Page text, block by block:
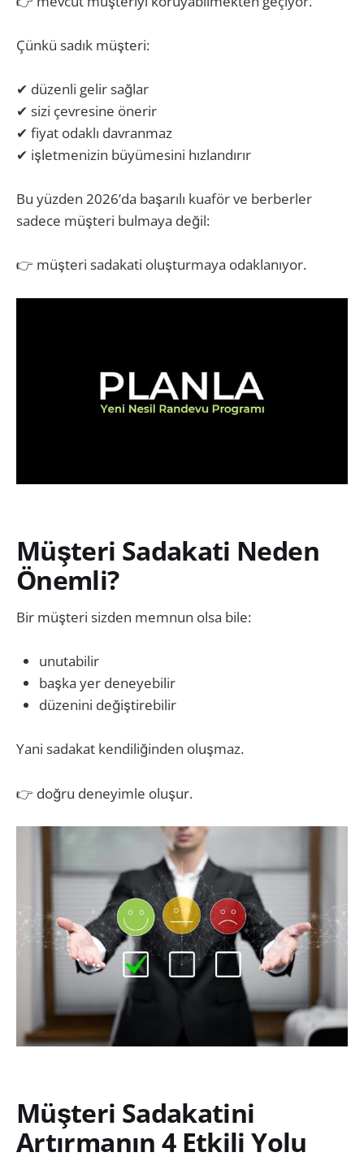
Çünkü sadık müşteri:
✔ düzenli gelir sağlar
✔ sizi çevresine önerir
✔ fiyat odaklı davranmaz
✔ işletmenizin büyümesini hızlandırır
Bu yüzden 2026’da başarılı kuaför ve berberler
sadece müşteri bulmaya değil:
👉 müşteri sadakati oluşturmaya odaklanıyor.
Müşteri Sadakati Neden
Önemli?
Bir müşteri sizden memnun olsa bile:
unutabilir
başka yer deneyebilir
düzenini değiştirebilir
Yani sadakat kendiliğinden oluşmaz.
👉 doğru deneyimle oluşur.
Müşteri Sadakatini
Artırmanın 4 Etkili Yolu